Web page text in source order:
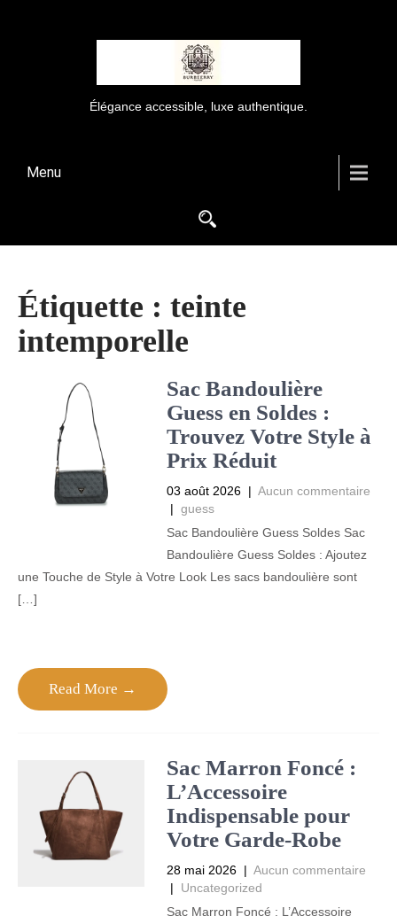
Élégance accessible, luxe authentique.
Menu
Étiquette : teinte
intemporelle
Sac Bandoulière
Guess en Soldes :
Trouvez Votre Style à
Prix Réduit
03 août 2026 | Aucun commentaire
| guess
Sac Bandoulière Guess Soldes Sac
Bandoulière Guess Soldes : Ajoutez
une Touche de Style à Votre Look Les sacs bandoulière sont
[…]
Read More →
Sac Marron Foncé :
L’Accessoire
Indispensable pour
Votre Garde-Robe
28 mai 2026 | Aucun commentaire
| Uncategorized
Sac Marron Foncé : L’Accessoire